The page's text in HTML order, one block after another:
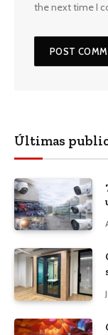
the next time I
Últimas